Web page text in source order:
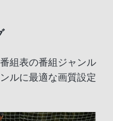
組表の番組ジャンル
ルに最適な画質設定